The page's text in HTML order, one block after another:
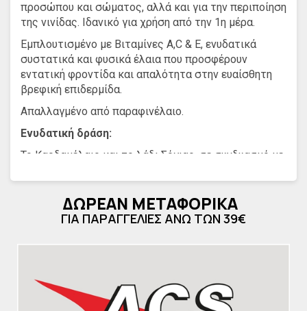
προσώπου και σώματος, αλλά και για την περιποίηση
της νινίδας. Ιδανικό για χρήση από την 1η μέρα.
Εμπλουτισμένο με Βιταμίνες Α,C & E, ενυδατικά
συστατικά και φυσικά έλαια που προσφέρουν
εντατική φροντίδα και απαλότητα στην ευαίσθητη
βρεφική επιδερμίδα.
Απαλλαγμένο από παραφινέλαιο.
Ενυδατική δράση:
Το Καρδαμέλαιο και το λάδι Σόγιας, σε συνδυασμό με
δράση στην επιδερμίδα και βοηθούν στη μείωση
απώλειας της υγρασίας και στην ενδυνάμωση του
επιδερμικού φραγμού. Παράλληλα, οι Βιταμίνες A,C &
βρεφικής επιδερμίδας.
Το λάδι Καλέντουλας, η φυσική Βιζαβολόλη και το
Χαμομηλέλαιο παρέχουν ήπια καταπραϋντική δράση
ΔΩΡΕΑΝ ΜΕΤΑΦΟΡΙΚΑ
ΓΙΑ ΠΑΡΑΓΓΕΛΙΕΣ ΑΝΩ ΤΩΝ 39€